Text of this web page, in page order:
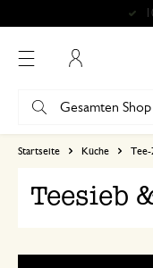
Startseite Küche
Teesieb